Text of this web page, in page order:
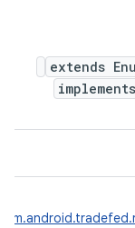
extends
implements